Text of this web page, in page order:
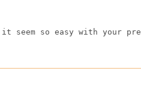
it seem so easy with your